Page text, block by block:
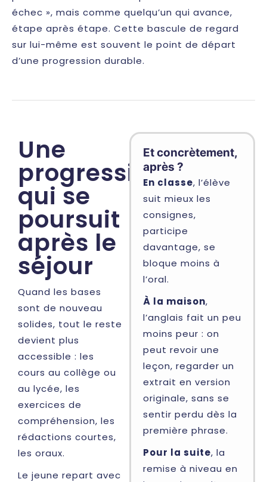
échec », mais comme quelqu’un qui avance,
étape après étape. Cette bascule de regard
sur lui-même est souvent le point de départ
d’une progression durable.
Une
progression
qui se
poursuit
après le
séjour
Quand les bases
sont de nouveau
solides, tout le reste
devient plus
accessible : les
cours au collège ou
au lycée, les
exercices de
compréhension, les
rédactions courtes,
les oraux.
Le jeune repart avec
Et concrètement,
après ?
En classe, l’élève
suit mieux les
consignes,
participe
davantage, se
bloque moins à
l’oral.
À la maison,
l’anglais fait un peu
moins peur : on
peut revoir une
leçon, regarder un
extrait en version
originale, sans se
sentir perdu dès la
première phrase.
Pour la suite, la
remise à niveau en